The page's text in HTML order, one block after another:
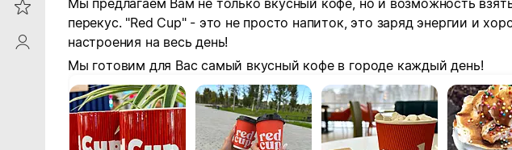
Reviews
ProfileSaby
перекус. "Red Cup" - это не просто напиток, это заряд энергии и
настроения на весь день!
Мы готовим для Вас самый вкусный кофе в городе каждый день!